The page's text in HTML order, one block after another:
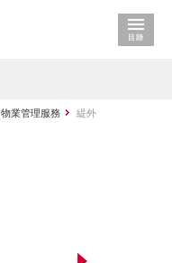
物業管理服務 緹外